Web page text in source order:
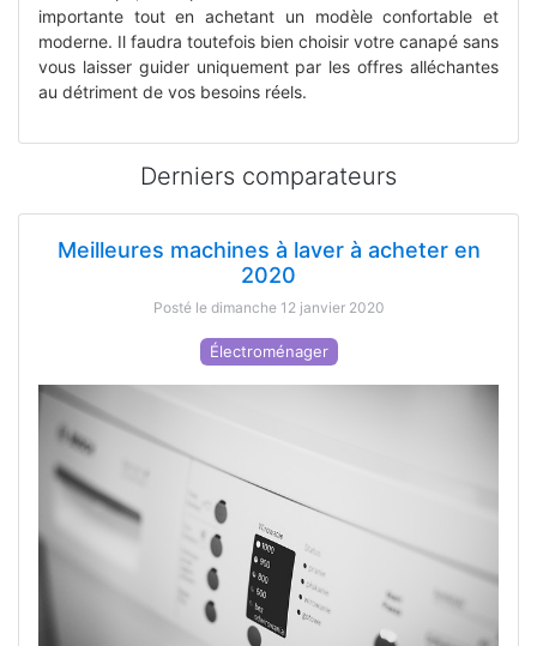
importante tout en achetant un modèle confortable et
moderne. Il faudra toutefois bien choisir votre canapé sans
vous laisser guider uniquement par les offres alléchantes
au détriment de vos besoins réels.
Derniers comparateurs
Meilleures machines à laver à acheter en
2020
Posté le dimanche 12 janvier 2020
Électroménager